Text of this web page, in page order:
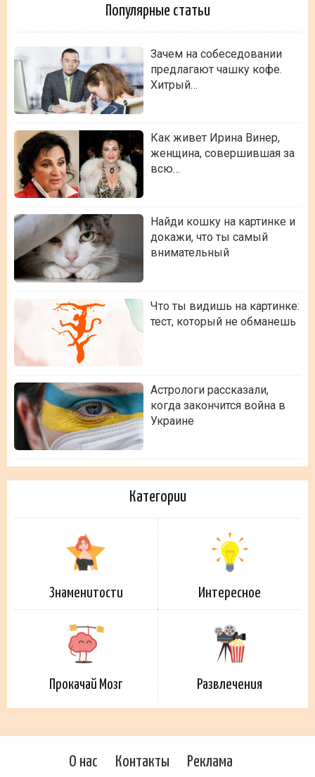
Популярные статьи
Зачем на собеседовании
предлагают чашку кофе.
Хитрый…
Как живет Ирина Винер,
женщина, совершившая за
всю…
Найди кошку на картинке и
докажи, что ты самый
внимательный
Что ты видишь на картинке:
тест, который не обманешь
Астрологи рассказали,
когда закончится война в
Украине
Категории
Знаменитости Интересное
Прокачай Мозг Развлечения
О нас Контакты Реклама